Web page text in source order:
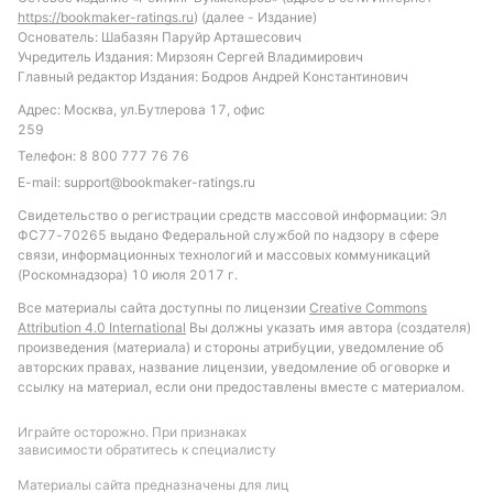
интересной может быть ставка на "тотал больше
2.5 желтых карточек", учитывая агрессивный стиль
игры обеих команд в прошлых матчах.
Обновлено:
Автор
Максим Максименко
https://bookmaker-ratings.ru) (далее - Издание)
Основатель: Шабазян Паруйр Арташесович
Учредитель Издания: Мирзоян Сергей Владимирович
Главный редактор Издания: Бодров Андрей Константинович
Адрес: Москва, ул.Бутлерова 17, офис
259
Телефон: 8 800 777 76 76
E-mail: support@bookmaker-ratings.ru
Свидетельство о регистрации средств массовой информации: Эл
ФС77-70265 выдано Федеральной службой по надзору в сфере
связи, информационных технологий и массовых коммуникаций
(Роскомнадзора) 10 июля 2017 г.
Все материалы сайта доступны по лицензии Creative Commons
Attribution 4.0 International Вы должны указать имя автора (создателя)
произведения (материала) и стороны атрибуции, уведомление об
авторских правах, название лицензии, уведомление об оговорке и
ссылку на материал, если они предоставлены вместе с материалом.
Играйте осторожно. При признаках
зависимости обратитесь к специалисту
Материалы сайта предназначены для лиц